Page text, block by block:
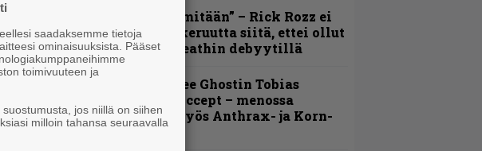
”En kadu mitään” – Rick Rozz ei
tunne katkeruutta siitä, ettei ollut
mukana Deathin debyytillä
Näin lähtee Ghostin Tobias
Forgelta Accept – menossa
mukana myös Anthrax- ja Korn-
miehistöä
saadaksemme tietoja
ominaisuuksista. Pääset
toimivuuteen ja
jos niillä on siihen
milloin tahansa seuraavalla